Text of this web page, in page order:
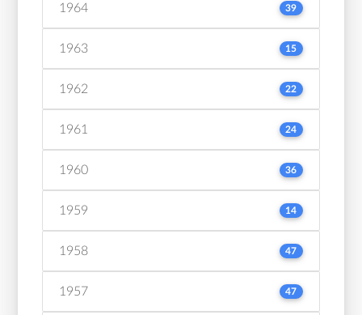
1964 39
1963 15
1962 22
1961 24
1960 36
1959 14
1958 47
1957 47